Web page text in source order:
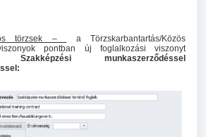
törzsek –
a Törzskarbantartás/Közös
pontban új foglalkozási viszonyt
„ Szakképzési munkaszerződéssel